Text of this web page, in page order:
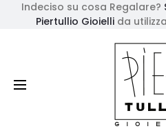
Indeciso su cosa Regalare?
Piertullio Gioiellida